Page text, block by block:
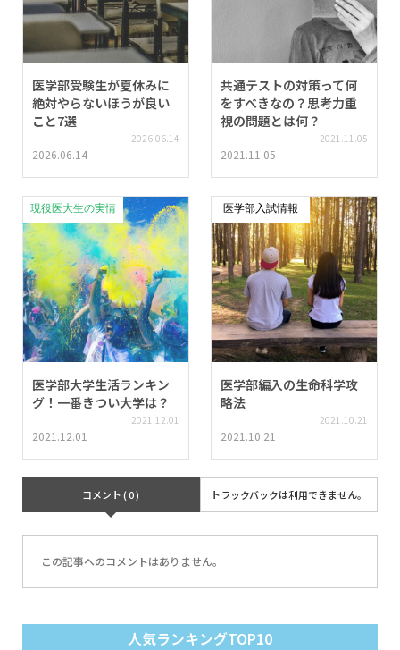
医学部受験生が夏休みに
絶対やらないほうが良い
こと7選
2026.06.14
2026.06.14
共通テストの対策って何
をすべきなの？思考力重
視の問題とは何？
2021.11.05
2021.11.05
現役医大生の実情
医学部大学生活ランキン
グ！一番きつい大学は？
2021.12.01
2021.12.01
医学部入試情報
医学部編入の生命科学攻
略法
2021.10.21
2021.10.21
コメント ( 0 ) トラックバックは利用できません。
この記事へのコメントはありません。
人気ランキングTOP10